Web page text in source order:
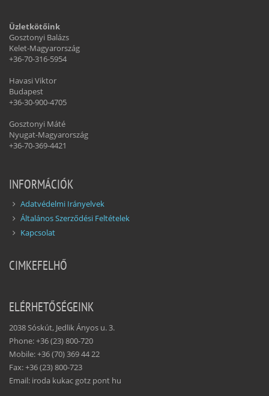
Üzletkötőink
Gosztonyi Balázs
Kelet-Magyarország
+36-70-316-5954
Havasi Viktor
Budapest
+36-30-900-4705
Gosztonyi Máté
Nyugat-Magyarország
+36-70-369-4421
INFORMÁCIÓK
Adatvédelmi Irányelvek
Általános Szerződési Feltételek
Kapcsolat
CIMKEFELHŐ
ELÉRHETŐSÉGEINK
2038 Sóskút, Jedlik Ányos u. 3.
Phone: +36 (23) 800-720
Mobile: +36 (70) 369 44 22
Fax: +36 (23) 800-723
Email: iroda kukac gotz pont hu